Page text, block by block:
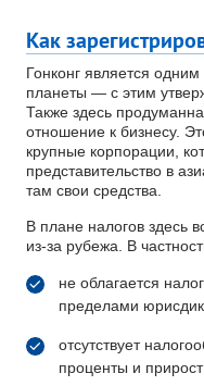
Как
Гонконг является
планеты — с этим
Также здесь
отношение к бизнесу.
крупные корпорации,
представительство в
там свои средства.
В плане налогов здесь
из-за рубежа. В
не облагается
пределами
отсутствует
проценты и прирост